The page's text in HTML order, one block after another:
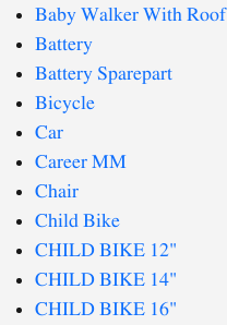
Baby Walker With Roof
Battery
Battery Sparepart
Bicycle
Car
Career MM
Chair
Child Bike
CHILD BIKE 12"
CHILD BIKE 14"
CHILD BIKE 16"